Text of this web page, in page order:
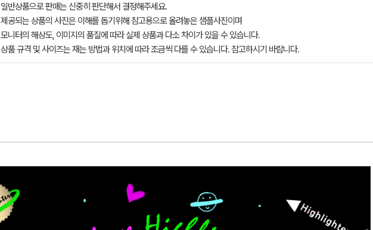
일반상품으로 판매는 신중히 판단해서 결정해주세요.
제공되는 상품의 사진은 이해를 돕기위해 참고용으로 올려놓은 샘플사진이며
모니터의 해상도, 이미지의 품질에 따라 실제 상품과 다소 차이가 있을 수 있습니다.
상품 규격 및 사이즈는 재는 방법과 위치에 따라 조금씩 다를 수 있습니다. 참고하시기 바랍니다.